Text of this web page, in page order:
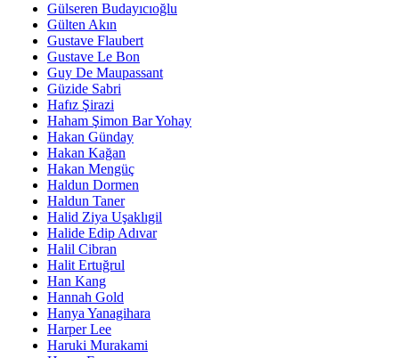
Gülseren Budayıcıoğlu
Gülten Akın
Gustave Flaubert
Gustave Le Bon
Guy De Maupassant
Güzide Sabri
Hafız Şirazi
Haham Şimon Bar Yohay
Hakan Günday
Hakan Kağan
Hakan Mengüç
Haldun Dormen
Haldun Taner
Halid Ziya Uşaklıgil
Halide Edip Adıvar
Halil Cibran
Halit Ertuğrul
Han Kang
Hannah Gold
Hanya Yanagihara
Harper Lee
Haruki Murakami